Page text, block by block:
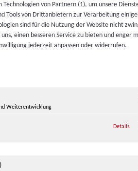
Traumwerk
Öffnungszeiten
von Partnern (1), um unsere
Tools von Drittanbietern zur Verarbeitung
sind für die Nutzung der Website nicht
einen besseren Service zu bieten und enger
jederzeit anpassen oder widerrufen.
Weiterentwicklung
Details zu